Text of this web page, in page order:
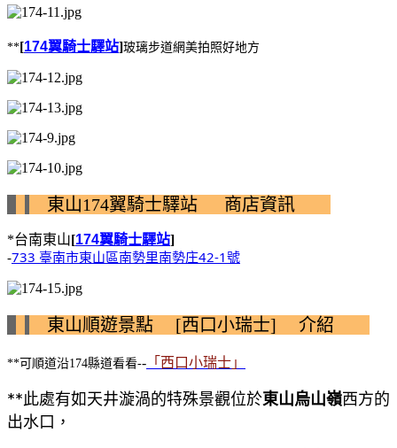
**[174翼騎士驛站]玻璃步道網美拍照好地方
東山174翼騎士驛站 商店資訊
*台南東山[174翼騎士驛站]
-733 臺南市東山區南勢里南勢庄42-1號
東山順遊景點 [西口小瑞士] 介紹
**可順道沿174縣道看看-- 「西口小瑞士」
**此處有如天井漩渦的特殊景觀位於東山烏山嶺西方的
出水口，